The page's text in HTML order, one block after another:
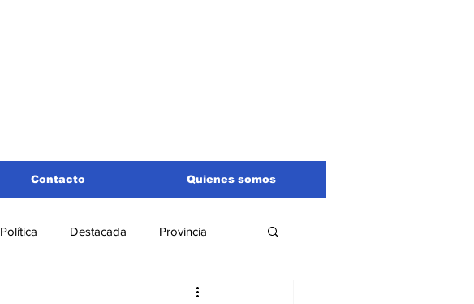
Contacto Quienes somos
Política Destacada Provincia
Santa Fe